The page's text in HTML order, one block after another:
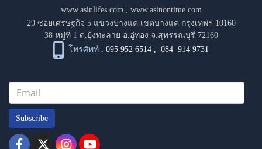
www.asinlifes.com, www.asinontime.com
29 ซอยเศรษฐกิจ 5 แขวงบางแค เขตบางแค กรุงเทพฯ 10160
38 หมู่ที่ 1 ต.ยุ้งทะลาย อ.อู่ทอง จ.สุพรรณบุรี 72160
โทรศัพท์ : 095 952 6514 ,084 914 9731
Subscribe